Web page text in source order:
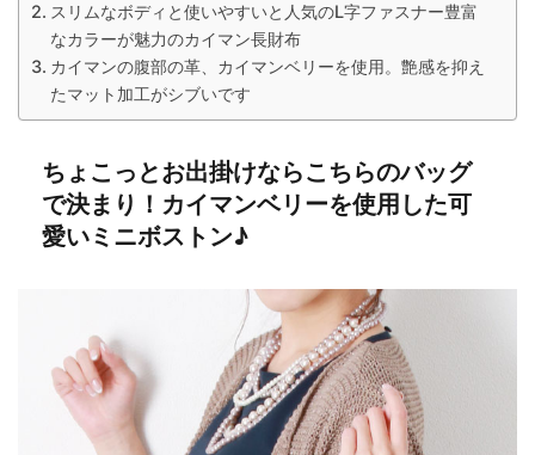
スリムなボディと使いやすいと人気のL字ファスナー豊富
なカラーが魅力のカイマン長財布
カイマンの腹部の革、カイマンベリーを使用。艶感を抑え
たマット加工がシブいです
ちょこっとお出掛けならこちらのバッグ
で決まり！カイマンベリーを使用した可
愛いミニボストン♪